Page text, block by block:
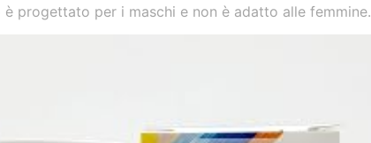
progettato per i maschi e non è adatto alle femmine.